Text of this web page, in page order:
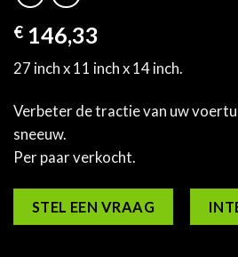
€ 146,33
27 inch x 11 inch x 14 inch.
Verbeter de tractie van uw
sneeuw.
Per paar verkocht.
STEL EEN VRAAG